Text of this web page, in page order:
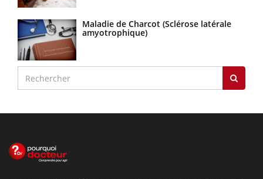
Maladie de Charcot (Sclérose latérale
amyotrophique)